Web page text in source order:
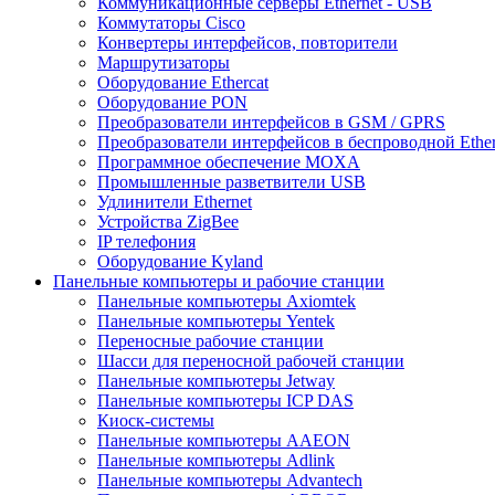
Коммутаторы Cisco
Конвертеры интерфейсов, повторители
Маршрутизаторы
Оборудование Ethercat
Оборудование PON
Преобразователи интерфейсов в GSM / GPRS
Преобразователи интерфейсов в беспроводной
Программное обеспечение MOXA
Промышленные разветвители USB
Удлинители Ethernet
Устройства ZigBee
IP телефония
Оборудование Kyland
Панельные компьютеры и рабочие станции
Панельные компьютеры Axiomtek
Панельные компьютеры Yentek
Переносные рабочие станции
Шасси для переносной рабочей станции
Панельные компьютеры Jetway
Панельные компьютеры ICP DAS
Киоск-системы
Панельные компьютеры AAEON
Панельные компьютеры Adlink
Панельные компьютеры Advantech